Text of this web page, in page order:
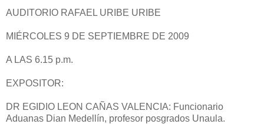
AUDITORIO RAFAEL URIBE URIBE
MIÉRCOLES 9 DE SEPTIEMBRE DE 2009
A LAS 6.15 p.m.
EXPOSITOR:
DR EGIDIO LEON CAÑAS VALENCIA: Funcionario
Aduanas Dian Medellín, profesor posgrados Unaula.